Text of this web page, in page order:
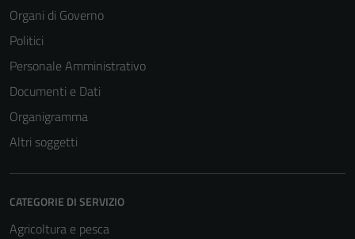
Organi di Governo
Politici
Personale Amministrativo
Documenti e Dati
Organigramma
Altri soggetti
CATEGORIE DI SERVIZIO
Agricoltura e pesca